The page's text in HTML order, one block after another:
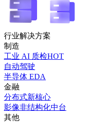
行业解决方案
制造
工业 AI 质检HOT
自动驾驶
半导体 EDA
金融
分布式新核心
影像非结构化中台
其他